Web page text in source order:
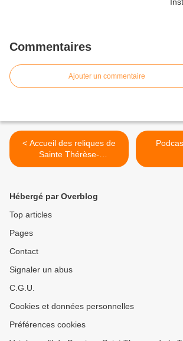
Commentaires
Ajouter un commentaire
< Accueil des reliques de
Sainte Thérèse-
Remerciements.
Hébergé par Overblog
Top articles
Pages
Contact
Signaler un abus
C.G.U.
Cookies et données personnelles
Préférences cookies